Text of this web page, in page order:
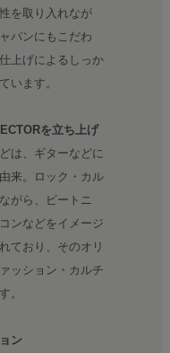
を取り入れなが
パンにもこだわ
上げによるしっか
います。
を立ち上げ
は、ギターなどに
来。ロック・カル
がら、ビートニ
ンなどをイメージ
ており、そのオリ
ッション・カルチ
。
ン